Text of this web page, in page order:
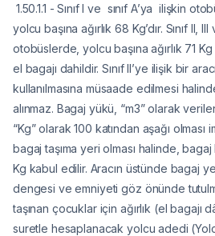
1.50.1.1 - Sınıf I ve sınıf A’ya ilişkin
yolcu başına ağırlık 68 Kg’dır. Sınıf II, III
otobüslerde, yolcu başına ağırlık 71
el bagajı dahildir. Sınıf II’ye ilişik bir
kullanılmasına müsaade edilmesi
alınmaz. Bagaj yükü, “m3” olarak
“Kg” olarak 100 katından aşağı olması
bagaj taşıma yeri olması halinde,
Kg kabul edilir. Aracın üstünde bagaj
dengesi ve emniyeti göz önünde
taşınan çocuklar için ağırlık (el bagajı
suretle hesaplanacak yolcu adedi